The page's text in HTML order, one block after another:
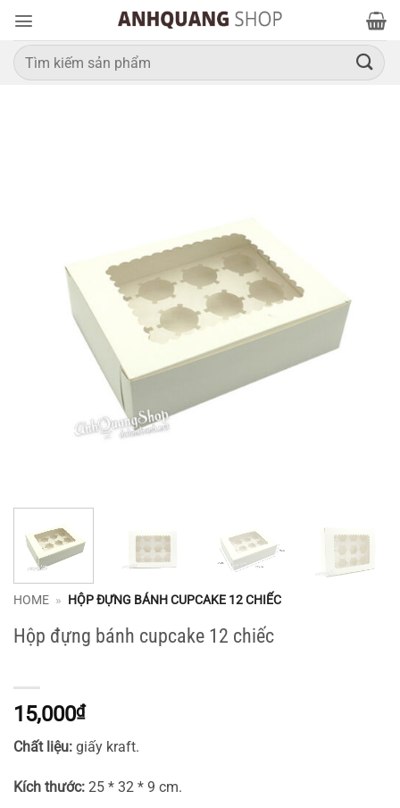
qua
nội
dung
Tìm
kiếm:
HOME » HỘP ĐỰNG BÁNH CUPCAKE 12 CHIẾC
Hộp đựng bánh cupcake 12 chiếc
15,000₫
Chất liệu: giấy kraft.
Kích thước: 25 * 32 * 9 cm.